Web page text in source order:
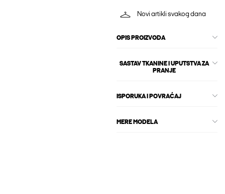
Novi artikli svakog dana
OPIS PROIZVODA
SASTAV TKANINE I UPUTSTVA ZA
PRANJE
ISPORUKA I POVRAĆAJ
MERE MODELA